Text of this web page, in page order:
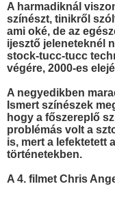
A harmadiknál
színészt, tinikről
ami oké, de az
ijesztő jeleneteknél
stock-tucc-tucc
végére, 2000-es
A negyedikben
Ismert színészek
hogy a főszereplő
problémás volt a
is, mert a lefektetett
történetekben.
A 4. filmet Chris